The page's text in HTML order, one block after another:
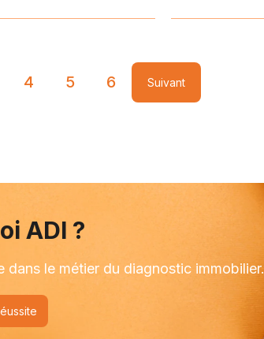
4 5 6 Suivant
ADI ?
le métier du diagnostic immobilier.